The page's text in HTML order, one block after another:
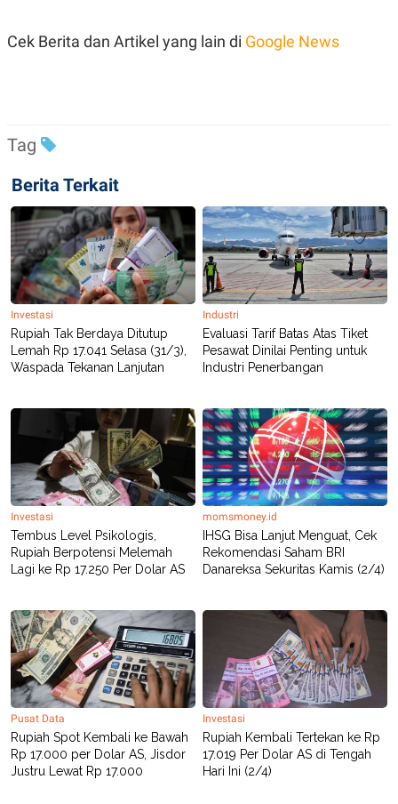
D
E
S
N
T
N
P
S
S
JARINGAN
K
O
N
T
A
N
Y
P
R
E
S
S
R
.
I
D
L
A
N
G
N
A
N
C
E
T
A
K
K
I
N
E
A
E
M
I
T
E
N
E
A
P
A
D
V
E
Cek Berita dan Artikel yang lain di Google News
Tag
Berita Terkait
Investasi
Rupiah Tak Berdaya Ditutup
Lemah Rp 17.041 Selasa (31/3),
Waspada Tekanan Lanjutan
Industri
Evaluasi Tarif Batas Atas Tiket
Pesawat Dinilai Penting untuk
Industri Penerbangan
Investasi
Tembus Level Psikologis,
Rupiah Berpotensi Melemah
Lagi ke Rp 17.250 Per Dolar AS
momsmoney.id
IHSG Bisa Lanjut Menguat, Cek
Rekomendasi Saham BRI
Danareksa Sekuritas Kamis (2/4)
Pusat Data
Rupiah Spot Kembali ke Bawah
Rp 17.000 per Dolar AS, Jisdor
Justru Lewat Rp 17.000
Investasi
Rupiah Kembali Tertekan ke Rp
17.019 Per Dolar AS di Tengah
Hari Ini (2/4)